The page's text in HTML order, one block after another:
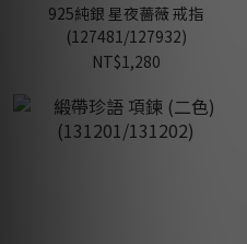
925純銀 星夜薔薇 戒指
(127481/127932)
NT$1,280